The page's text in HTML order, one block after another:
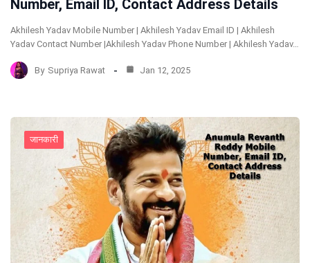
Number, Email ID, Contact Address Details
Akhilesh Yadav Mobile Number | Akhilesh Yadav Email ID | Akhilesh
Yadav Contact Number |Akhilesh Yadav Phone Number | Akhilesh Yadav…
By Supriya Rawat Jan 12, 2025
जानकारी